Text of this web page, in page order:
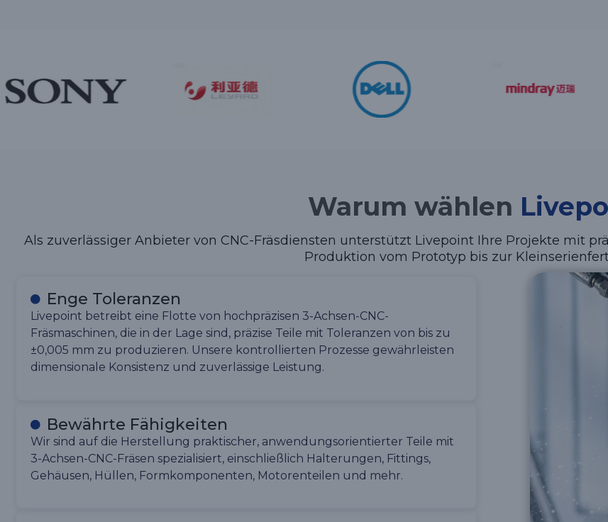
Warum wählen
Als zuverlässiger Anbieter von CNC-Fräsdiensten unterstützt Livepoint Ihre Projekte mit
Produktion vom Prototyp bis zur
Enge Toleranzen
Livepoint betreibt eine Flotte von hochpräzisen 3-Achsen-CNC-
Fräsmaschinen, die in der Lage sind, präzise Teile mit Toleranzen von bis zu
±0,005 mm zu produzieren. Unsere kontrollierten Prozesse gewährleisten
dimensionale Konsistenz und zuverlässige Leistung.
Bewährte Fähigkeiten
Wir sind auf die Herstellung praktischer, anwendungsorientierter Teile mit
3-Achsen-CNC-Fräsen spezialisiert, einschließlich Halterungen, Fittings,
Gehäusen, Hüllen, Formkomponenten, Motorenteilen und mehr.